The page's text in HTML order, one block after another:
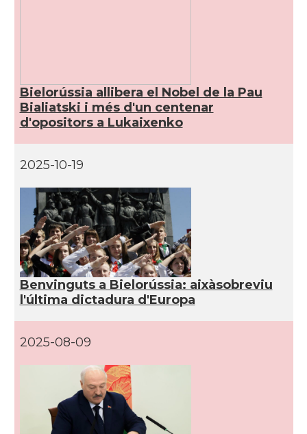
Bielorússia allibera el Nobel de la Pau
Bialiatski i més d'un centenar
d'opositors a Lukaixenko
2025-10-19
Benvinguts a Bielorússia: aixàsobreviu
l'última dictadura d'Europa
2025-08-09